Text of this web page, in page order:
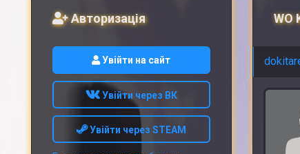
WO
Авторизація
Увійти на сайт
Увійти через ВК
Увійти через STEAM